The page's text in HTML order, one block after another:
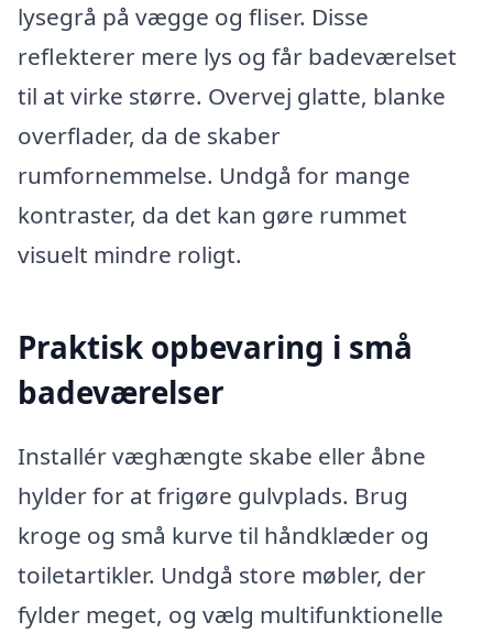
lysegrå på vægge og fliser. Disse
reflekterer mere lys og får badeværelset
til at virke større. Overvej glatte, blanke
overflader, da de skaber
rumfornemmelse. Undgå for mange
kontraster, da det kan gøre rummet
visuelt mindre roligt.
Praktisk opbevaring i små
badeværelser
Installér væghængte skabe eller åbne
hylder for at frigøre gulvplads. Brug
kroge og små kurve til håndklæder og
toiletartikler. Undgå store møbler, der
fylder meget, og vælg multifunktionelle